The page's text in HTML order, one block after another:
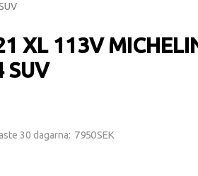
XL 113V
SUV
30 dagarna 7 950 SEK